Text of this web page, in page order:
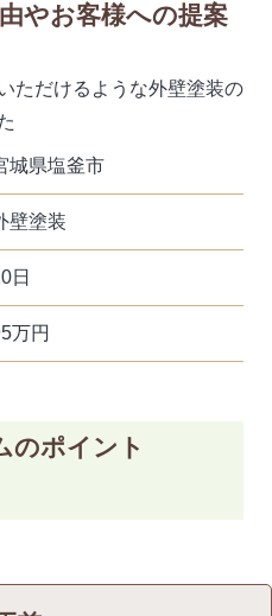
やお客様への提案
ただけるような外壁塗装の
城県塩釜市
壁塗装
日
万円
のポイント